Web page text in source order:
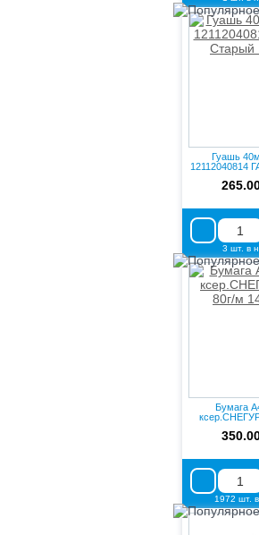
Гуашь
12112040814
3 шт. в
Бумага
1972 шт.